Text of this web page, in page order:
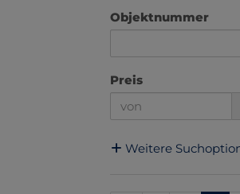
Objektnummer
Preis
Weitere